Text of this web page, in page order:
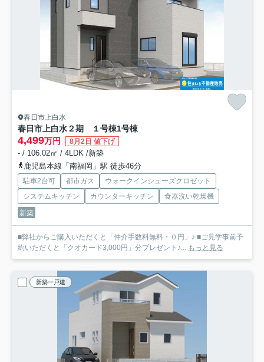
春日市上白水
春日市上白水２期 １号棟1号棟
4,499万円 8月2日 値下げ
- / 106.02㎡ / 4LDK /新築
鹿児島本線「南福岡」駅 徒歩46分
駐車2台可 都市ガス
ウォークインシューズクロゼット
システムキッチン
カウンターキッチン
食器洗い乾燥機
新築
■弊社からご購入いただくと「仲介手数料無料・０円」♪ ■ご見学事前予
約いただくと「クオカード3,000円」分プレゼント♪... もっと見る
新築一戸建